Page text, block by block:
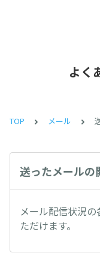
よく
TOP メール
送ったメールの
メール配信状況
ただけます。